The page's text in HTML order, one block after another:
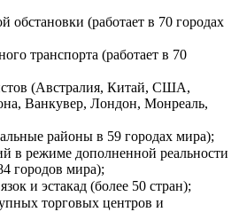
(работает в 70 городах
транспорта (работает в 70
(Австралия, Китай, США,
Ванкувер, Лондон, Монреаль,
районы в 59 городах мира);
в режиме дополненной реальности
городов мира);
и эстакад (более 50 стран);
торговых центров и